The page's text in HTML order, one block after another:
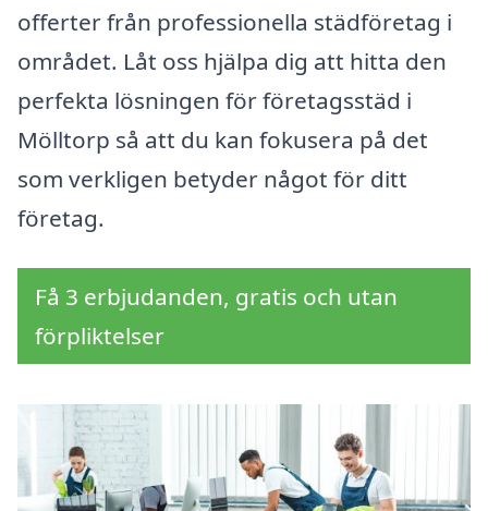
offerter från professionella städföretag i
området. Låt oss hjälpa dig att hitta den
perfekta lösningen för företagsstäd i
Mölltorp så att du kan fokusera på det
som verkligen betyder något för ditt
företag.
Få 3 erbjudanden, gratis och utan
förpliktelser